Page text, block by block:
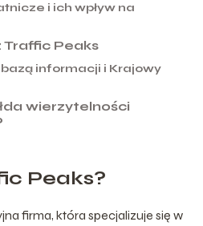
i ich wpływ na
Traffic Peaks
informacji i Krajowy
wierzytelności
Peaks?
firma, która specjalizuje się w